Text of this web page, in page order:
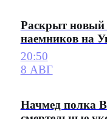
Раскрыт новый
наемников на
20:50
8 АВГ
Начмед полка